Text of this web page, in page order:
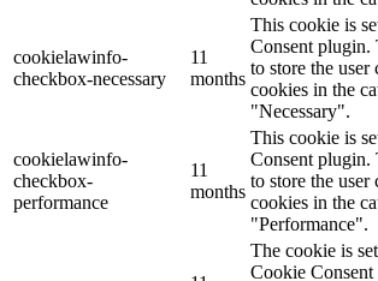
cookielawinfo-
checkbox-necessary
11
months
This cookie is
Consent plugin.
to store the user
cookies in the
"Necessary".
cookielawinfo-
checkbox-
performance
11
months
This cookie is
Consent plugin.
to store the user
cookies in the
"Performance".
The cookie is
Cookie Consent